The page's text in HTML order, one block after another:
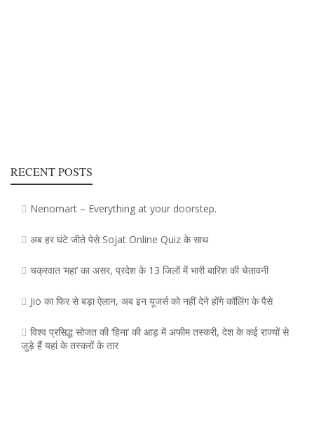
RECENT POSTS
Nenomart – Everything at your doorstep.
अब हर घंटे जीते पेसे Sojat Online Quiz के साथ
चक्रवात ‘महा’ का असर, प्रदेश के 13 जिलाें में भारी बारिश की चेतावनी
Jio का फिर से बड़ा ऐलान, अब इन यूजर्स को नहीं देने होंगे कॉलिंग के पैसे
विश्व प्रसिद्ध सोजत की ‘हिना’ की आड़ में अफीम तस्करी, देश के कई राज्यों से
जुड़े हैं यहां के तस्करों के तार